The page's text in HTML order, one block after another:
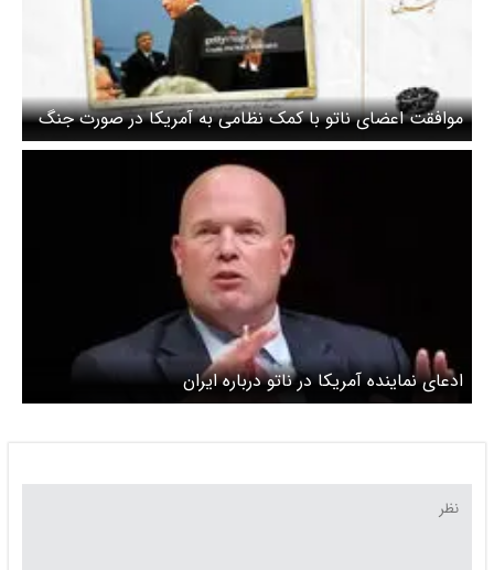
موافقت اعضای ناتو با کمک نظامی به آمریکا در صورت جنگ
با عراق
ادعای نماینده آمریکا در ناتو درباره ایران